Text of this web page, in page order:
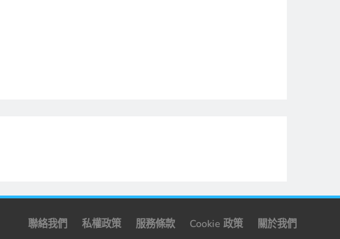
聯絡我們 私權政策 服務條款 Cookie 政策 關於我們